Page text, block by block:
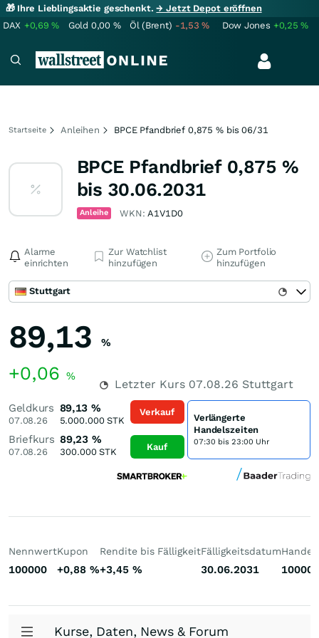
🎁 Ihre Lieblingsaktie geschenkt.→ Jetzt Depot eröffnen
DAX +0,69% Gold 0,00 % Öl (Brent) -1,53% Dow Jones +0,25%
Startseite Anleihen BPCE Pfandbrief 0,875 % bis 06/31
BPCE Pfandbrief 0,875 %
bis 30.06.2031
Anleihe WKN:A1V1D0
Alarme
einrichten
Zur Watchlist
hinzufügen
Zum Portfolio
hinzufügen
Stuttgart
89,13 %
+0,06 %
Letzter Kurs 07.08.26 Stuttgart
Geldkurs
07.08.26
89,13 %
5.000.000STK
Briefkurs
07.08.26
89,23 %
300.000STK
Verkauf
Kauf
Verlängerte
Handelszeiten
07:30 bis 23:00 Uhr
Nennwert
100000
Kupon
+0,88 %
Rendite bis Fälligkeit
+3,45 %
Fälligkeitsdatum
30.06.2031 100000
Kurse, Daten, News & Forum